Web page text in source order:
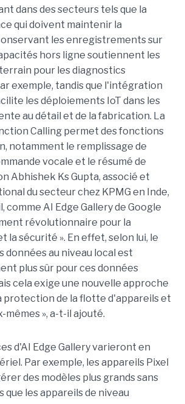
dans des secteurs tels que la
qui doivent maintenir la
les enregistrements sur
hors ligne soutiennent les
pour les diagnostics
exemple, tandis que l'intégration
les déploiements IoT dans les
au détail et de la fabrication. La
Calling permet des fonctions
notamment le remplissage de
vocale et le résumé de
Abhishek Ks Gupta, associé et
du secteur chez KPMG en Inde,
comme AI Edge Gallery de Google
révolutionnaire pour la
la sécurité ». En effet, selon lui, le
données au niveau local est
plus sûr pour ces données
cela exige une nouvelle approche
protection de la flotte d'appareils et
mêmes », a-t-il ajouté.
d'AI Edge Gallery varieront en
Par exemple, les appareils Pixel
des modèles plus grands sans
que les appareils de niveau